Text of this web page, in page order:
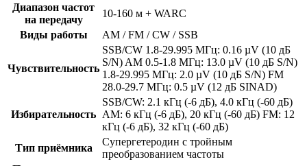
Диапазон частот
на передачу
10-160 м + WARC
Виды работы
AM / FM / CW / SSB
Чувствительность
SSB/CW 1.8-29.995 МГц: 0.16 µV (10 дБ
S/N) AM 0.5-1.8 МГц: 13.0 µV (10 дБ S/N)
1.8-29.995 МГц: 2.0 µV (10 дБ S/N) FM
28.0-29.7 МГц: 0.5 µV (12 дБ SINAD)
Избирательность
SSB/CW: 2.1 кГц (-6 дБ), 4.0 кГц (-60 дБ)
AM: 6 кГц (-6 дБ), 20 кГц (-60 дБ) FM: 12
кГц (-6 дБ), 32 кГц (-60 дБ)
Тип приёмника
Супергетеродин с тройным
преобразованием частоты